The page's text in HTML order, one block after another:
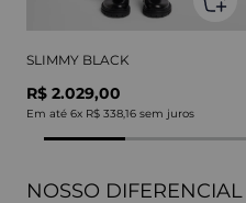
SLIMMY BLACK
R$ 2.029,00
Em até 6x R$ 338,16 sem juros
NOSSO DIFERENCIAL